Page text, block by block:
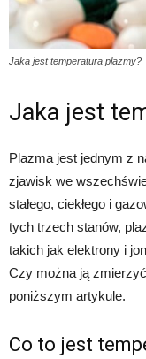
Jaka jest temperatura plazmy?
Jaka jest
Plazma jest jednym z
zjawisk we
stałego, ciekłego i
tych trzech stanów,
takich jak elektrony i
Czy można ją
poniższym artykule.
Co to jest